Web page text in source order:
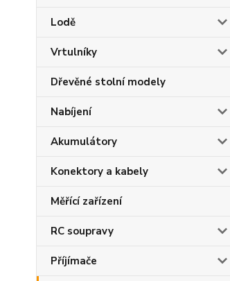
Lodě
Vrtulníky
Dřevěné stolní modely
Nabíjení
Akumulátory
Konektory a kabely
Měřící zařízení
RC soupravy
Příjímače